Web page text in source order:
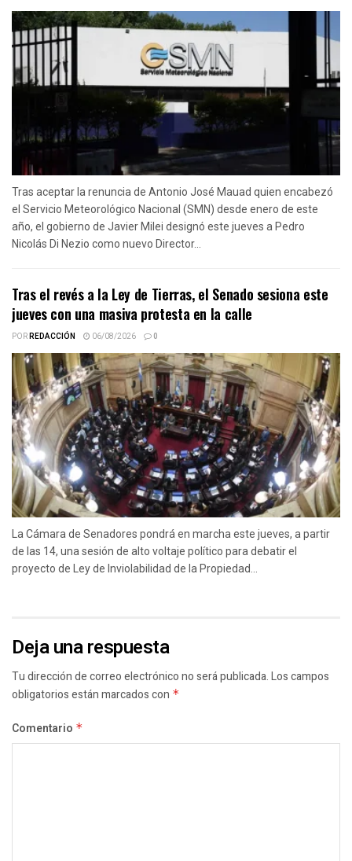
Tras aceptar la renuncia de Antonio José Mauad quien encabezó
el Servicio Meteorológico Nacional (SMN) desde enero de este
año, el gobierno de Javier Milei designó este jueves a Pedro
Nicolás Di Nezio como nuevo Director...
Tras el revés a la Ley de Tierras, el Senado sesiona este
jueves con una masiva protesta en la calle
PORREDACCIÓN 06/08/2026 0
La Cámara de Senadores pondrá en marcha este jueves, a partir
de las 14, una sesión de alto voltaje político para debatir el
proyecto de Ley de Inviolabilidad de la Propiedad...
Deja una respuesta
Tu dirección de correo electrónico no será publicada.Los campos
obligatorios están marcados con *
Comentario *